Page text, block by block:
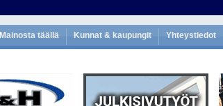
Mainosta täällä Kunnat & kaupungit Yhteystiedot